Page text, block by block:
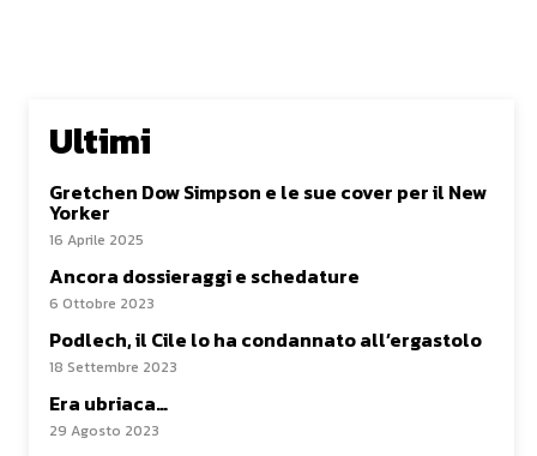
Ultimi
Gretchen Dow Simpson e le sue cover per il New
Yorker
16 Aprile 2025
Ancora dossieraggi e schedature
6 Ottobre 2023
Podlech, il Cile lo ha condannato all’ergastolo
18 Settembre 2023
Era ubriaca…
29 Agosto 2023